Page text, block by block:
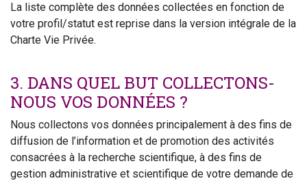
La liste complète des données collectées en fonction de
votre profil/statut est reprise dans la version intégrale de la
Charte Vie Privée.
3. DANS QUEL BUT COLLECTONS-
NOUS VOS DONNÉES ?
Nous collectons vos données principalement à des fins de
diffusion de l’information et de promotion des activités
consacrées à la recherche scientifique, à des fins de
gestion administrative et scientifique de votre demande de